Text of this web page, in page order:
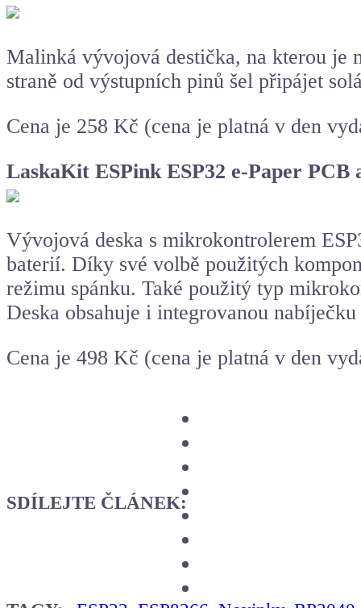
Malinká vývojová destička, na kterou je
straně od výstupních pinů šel připájet
Cena je 258 Kč (cena je platná v den
LaskaKit ESPink ESP32 e-Paper PCB
Vývojová deska s mikrokontrolerem
baterií. Díky své volbě použitých
režimu spánku. Také použitý typ
Deska obsahuje i integrovanou
Cena je 498 Kč (cena je platná v den
SDÍLEJTE ČLÁNEK: